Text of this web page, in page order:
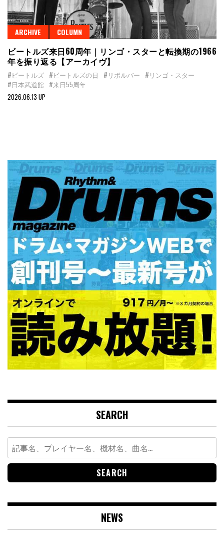
ARCHIVE COLUMN
ビートルズ来日60周年｜リンゴ・スターと転換期の1966
年を振り返る【アーカイヴ】
#ビートルズ #ビートルズの日 #リボルバー #リンゴ・スター
#日本武道館 #来日55周年
2026.06.13 UP
SEARCH
Search
for:
NEWS